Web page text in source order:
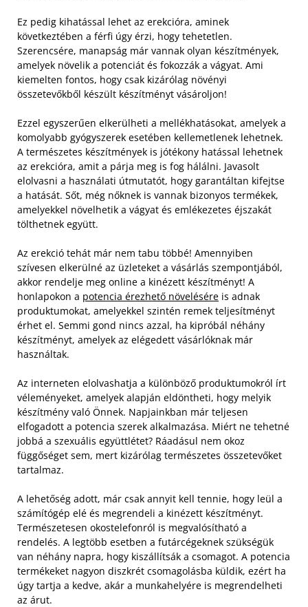
Ez pedig kihatással lehet az erekcióra, aminek
következtében a férfi úgy érzi, hogy tehetetlen.
Szerencsére, manapság már vannak olyan készítmények,
amelyek növelik a potenciát és fokozzák a vágyat. Ami
kiemelten fontos, hogy csak kizárólag növényi
összetevőkből készült készítményt vásároljon!
Ezzel egyszerűen elkerülheti a mellékhatásokat, amelyek a
komolyabb gyógyszerek esetében kellemetlenek lehetnek.
A természetes készítmények is jótékony hatással lehetnek
az erekcióra, amit a párja meg is fog hálálni. Javasolt
elolvasni a használati útmutatót, hogy garantáltan kifejtse
a hatását. Sőt, még nőknek is vannak bizonyos termékek,
amelyekkel növelhetik a vágyat és emlékezetes éjszakát
tölthetnek együtt.
Az erekció tehát már nem tabu többé! Amennyiben
szívesen elkerülné az üzleteket a vásárlás szempontjából,
akkor rendelje meg online a kinézett készítményt! A
honlapokon a potencia érezhető növelésére is adnak
produktumokat, amelyekkel szintén remek teljesítményt
érhet el. Semmi gond nincs azzal, ha kipróbál néhány
készítményt, amelyek az elégedett vásárlóknak már
használtak.
Az interneten elolvashatja a különböző produktumokról írt
véleményeket, amelyek alapján eldöntheti, hogy melyik
készítmény való Önnek. Napjainkban már teljesen
elfogadott a potencia szerek alkalmazása. Miért ne tehetné
jobbá a szexuális együttlétet? Ráadásul nem okoz
függőséget sem, mert kizárólag természetes összetevőket
tartalmaz.
A lehetőség adott, már csak annyit kell tennie, hogy leül a
számítógép elé és megrendeli a kinézett készítményt.
Természetesen okostelefonról is megvalósítható a
rendelés. A legtöbb esetben a futárcégeknek szükségük
van néhány napra, hogy kiszállítsák a csomagot. A potencia
termékeket nagyon diszkrét csomagolásba küldik, ezért ha
úgy tartja a kedve, akár a munkahelyére is megrendelheti
az árut.